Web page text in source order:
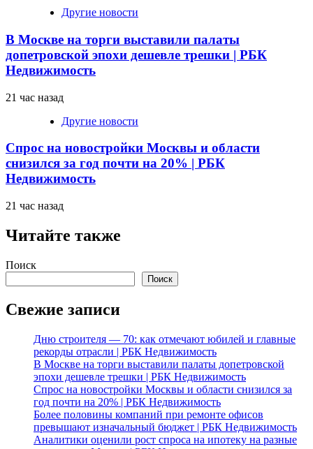
Другие новости
В Москве на торги выставили палаты
допетровской эпохи дешевле трешки | РБК
Недвижимость
21 час назад
Другие новости
Спрос на новостройки Москвы и области
снизился за год почти на 20% | РБК
Недвижимость
21 час назад
Читайте также
Поиск
Поиск
Свежие записи
Дню строителя — 70: как отмечают юбилей и главные
рекорды отрасли | РБК Недвижимость
В Москве на торги выставили палаты допетровской
эпохи дешевле трешки | РБК Недвижимость
Спрос на новостройки Москвы и области снизился за
год почти на 20% | РБК Недвижимость
Более половины компаний при ремонте офисов
превышают изначальный бюджет | РБК Недвижимость
Аналитики оценили рост спроса на ипотеку на разные